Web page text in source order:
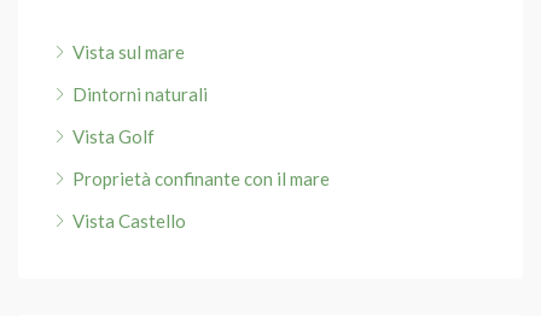
Vista sul mare
Dintorni naturali
Vista Golf
Proprietà confinante con il mare
Vista Castello